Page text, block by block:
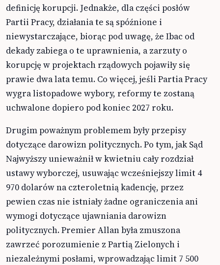
definicję korupcji. Jednakże, dla części posłów
Partii Pracy, działania te są spóźnione i
niewystarczające, biorąc pod uwagę, że Ibac od
dekady zabiega o te uprawnienia, a zarzuty o
korupcję w projektach rządowych pojawiły się
prawie dwa lata temu. Co więcej, jeśli Partia Pracy
wygra listopadowe wybory, reformy te zostaną
uchwalone dopiero pod koniec 2027 roku.
Drugim poważnym problemem były przepisy
dotyczące darowizn politycznych. Po tym, jak Sąd
Najwyższy unieważnił w kwietniu cały rozdział
ustawy wyborczej, usuwając wcześniejszy limit 4
970 dolarów na czteroletnią kadencję, przez
pewien czas nie istniały żadne ograniczenia ani
wymogi dotyczące ujawniania darowizn
politycznych. Premier Allan była zmuszona
zawrzeć porozumienie z Partią Zielonych i
niezależnymi posłami, wprowadzając limit 7 500